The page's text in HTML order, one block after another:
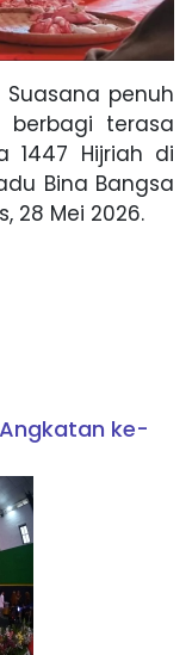
Suasana penuh
berbagi terasa
1447 Hijriah di
Bina Bangsa
28 Mei 2026.
Angkatan ke-